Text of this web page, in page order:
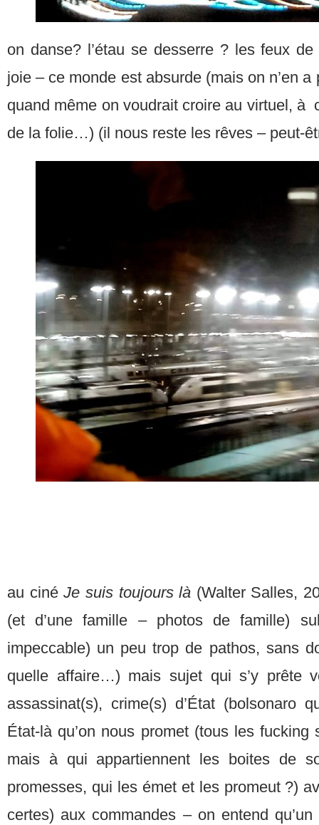
on danse? l’étau se desserre ? les feux
joie – ce monde est absurde (mais on n’en a
quand même on voudrait croire au virtuel, à
de la folie…) (il nous reste les rêves – peut-
au cinéJe suis toujours là (Walter Salles,
(et d’une famille – photos de famille)
impeccable) un peu trop de pathos, sans
quelle affaire…) mais sujet qui s’y prête
assassinat(s), crime(s) d’État (bolsonaro
État-là qu’on nous promet (tous les fucking
mais à qui appartiennent les boites de
promesses, qui les émet et les promeut ?)
certes) aux commandes – on entend